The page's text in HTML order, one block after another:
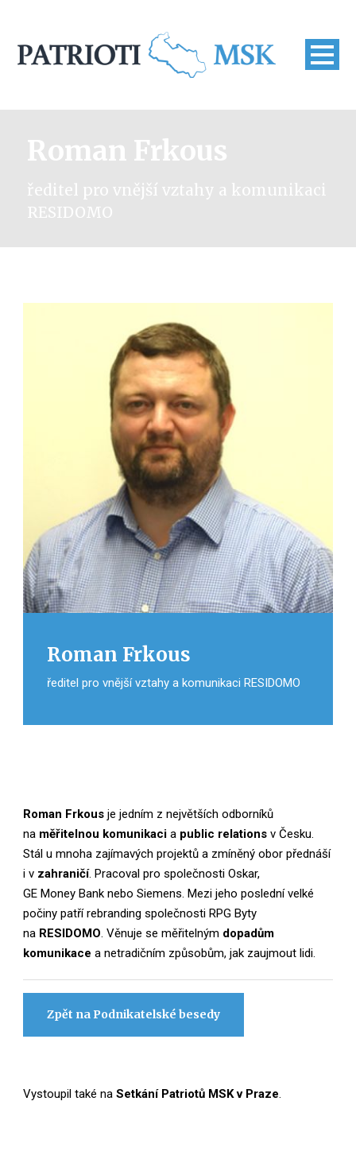
Roman Frkous
ředitel pro vnější vztahy a komunikaci
RESIDOMO
Roman Frkous
ředitel pro vnější vztahy a komunikaci RESIDOMO
Roman Frkous je jedním z největších odborníků
na měřitelnou komunikaci a public relations v Česku.
Stál u mnoha zajímavých projektů a zmíněný obor přednáší
i v zahraničí. Pracoval pro společnosti Oskar,
GE Money Bank nebo Siemens. Mezi jeho poslední velké
počiny patří rebranding společnosti RPG Byty
na RESIDOMO. Věnuje se měřitelným dopadům
komunikace a netradičním způsobům, jak zaujmout lidi.
Zpět na Podnikatelské besedy
Vystoupil také na Setkání Patriotů MSK v Praze.